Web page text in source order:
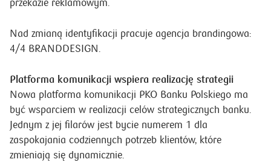
przekazie reklamowym.
Nad zmianą identyfikacji pracuje agencja brandingowa:
4/4 BRANDDESIGN.
Platforma komunikacji wspiera realizację strategii
Nowa platforma komunikacji PKO Banku Polskiego ma
być wsparciem w realizacji celów strategicznych banku.
Jednym z jej filarów jest bycie numerem 1 dla
zaspokajania codziennych potrzeb klientów, które
zmieniają się dynamicznie.